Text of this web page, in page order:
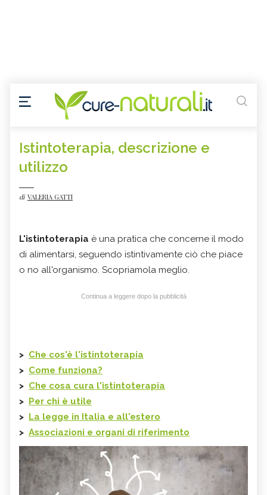
Istintoterapia, descrizione e
utilizzo
di VALERIA GATTI
L'istintoterapia è una pratica che concerne il modo
di alimentarsi, seguendo istintivamente ciò che piace
o no all'organismo. Scopriamola meglio.
Continua a leggere dopo la pubblicità
> Che cos'è l'istintoterapia
> Come funziona?
> Che cosa cura l'istintoterapia
> Per chi è utile
> La legge in Italia e all'estero
> Associazioni e organi di riferimento